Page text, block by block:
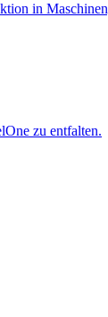
in
zu entfalten.